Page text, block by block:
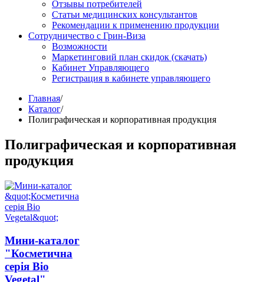
Отзывы потребителей
Статьи медицинских консультантов
Рекомендации к применению продукции
Сотрудничество с Грин-Виза
Возможности
Маркетинговий план скидок (скачать)
Кабинет Управляющего
Регистрация в кабинете управляющего
Главная/
Каталог/
Полиграфическая и корпоративная продукция
Полиграфическая и корпоративная
продукция
Мини-каталог
"Косметична
серія Bio
Vegetal"